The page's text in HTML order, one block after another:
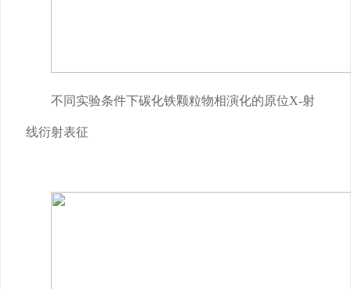
不同实验条件下碳化铁颗粒物相演化的原位X-射
线衍射表征